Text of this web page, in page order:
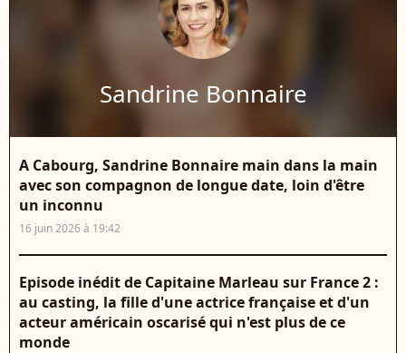
Sandrine Bonnaire
A Cabourg, Sandrine Bonnaire main dans la main
avec son compagnon de longue date, loin d'être
un inconnu
16 juin 2026 à 19:42
Episode inédit de Capitaine Marleau sur France 2 :
au casting, la fille d'une actrice française et d'un
acteur américain oscarisé qui n'est plus de ce
monde